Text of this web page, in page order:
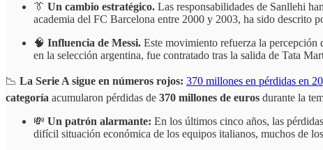
👔 Un cambio estratégico. Las responsabilidades de Sanllehi
academia del FC Barcelona entre 2000 y 2003, ha sido descrito
🧠 Influencia de Messi. Este movimiento refuerza la percepción
en la selección argentina, fue contratado tras la salida de Tata
📉 La Serie A sigue en números rojos: 370 millones en pérdidas en
categoría acumularon pérdidas de 370 millones de euros durante la
💸 Un patrón alarmante: En los últimos cinco años, las
difícil situación económica de los equipos italianos, muchos de